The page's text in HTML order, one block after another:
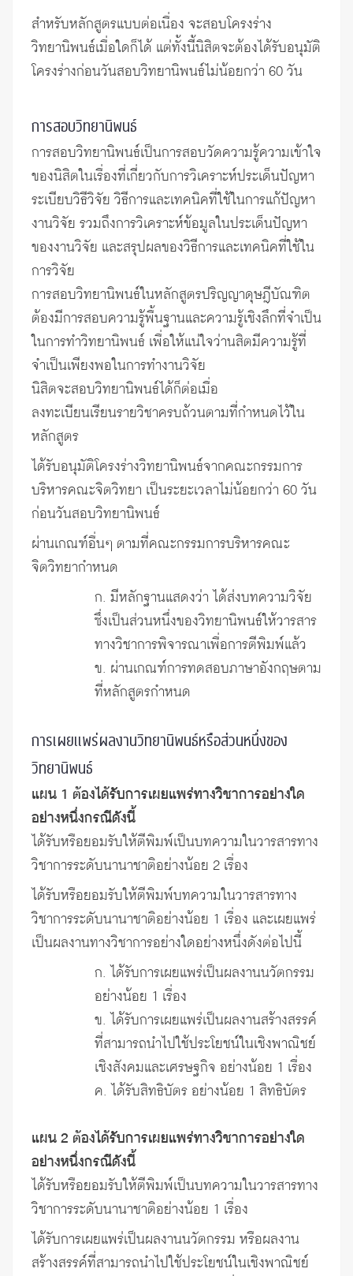
สำหรับหลักสูตรแบบต่อเนื่อง จะสอบโครงร่าง
วิทยานิพนธ์เมื่อใดก็ได้ แต่ทั้งนี้นิสิตจะต้องได้รับอนุมัติ
โครงร่างก่อนวันสอบวิทยานิพนธ์ไม่น้อยกว่า 60 วัน
การสอบวิทยานิพนธ์
การสอบวิทยานิพนธ์เป็นการสอบวัดความรู้ความเข้าใจ
ของนิสิตในเรื่องที่เกี่ยวกับการวิเคราะห์ประเด็นปัญหา
ระเบียบวิธีวิจัย วิธีการและเทคนิคที่ใช้ในการแก้ปัญหา
งานวิจัย รวมถึงการวิเคราะห์ข้อมูลในประเด็นปัญหา
ของงานวิจัย และสรุปผลของวิธีการและเทคนิคที่ใช้ใน
การวิจัย
การสอบวิทยานิพนธ์ในหลักสูตรปริญญาดุษฎีบัณฑิต
ต้องมีการสอบความรู้พื้นฐานและความรู้เชิงลึกที่จำเป็น
ในการทำวิทยานิพนธ์ เพื่อให้แน่ใจว่านสิตมีความรู้ที่
จำเป็นเพียงพอในการทำงานวิจัย
นิสิตจะสอบวิทยานิพนธ์ได้ก็ต่อเมื่อ
ลงทะเบียนเรียนรายวิชาครบถ้วนตามที่กำหนดไว้ใน
หลักสูตร
ได้รับอนุมัติโครงร่างวิทยานิพนธ์จากคณะกรรมการ
บริหารคณะจิตวิทยา เป็นระยะเวลาไม่น้อยกว่า 60 วัน
ก่อนวันสอบวิทยานิพนธ์
ผ่านเกณฑ์อื่นๆ ตามที่คณะกรรมการบริหารคณะ
จิตวิทยากำหนด
ก. มีหลักฐานแสดงว่า ได้ส่งบทความวิจัย
ซึ่งเป็นส่วนหนึ่งของวิทยานิพนธ์ให้วารสาร
ทางวิชาการพิจารณาเพื่อการตีพิมพ์แล้ว
ข. ผ่านเกณฑ์การทดสอบภาษาอังกฤษตาม
ที่หลักสูตรกำหนด
การเผยแพร่ผลงานวิทยานิพนธ์หรือส่วนหนึ่งของ
วิทยานิพนธ์
แผน 1 ต้องได้รับการเผยแพร่ทางวิชาการอย่างใด
อย่างหนึ่งกรณีดังนี้
ได้รับหรือยอมรับให้ตีพิมพ์เป็นบทความในวารสารทาง
วิชาการระดับนานาชาติอย่างน้อย 2 เรื่อง
ได้รับหรือยอมรับให้ตีพิมพ์บทความในวารสารทาง
วิชาการระดับนานาชาติอย่างน้อย 1 เรื่อง และเผยแพร่
เป็นผลงานทางวิชาการอย่างใดอย่างหนึ่งดังต่อไปนี้
ก. ได้รับการเผยแพร่เป็นผลงานนวัตกรรม
อย่างน้อย 1 เรื่อง
ข. ได้รับการเผยแพร่เป็นผลงานสร้างสรรค์
ที่สามารถนำไปใช้ประโยชน์ในเชิงพาณิชย์
เชิงสังคมและเศรษฐกิจ อย่างน้อย 1 เรื่อง
ค. ได้รับสิทธิบัตร อย่างน้อย 1 สิทธิบัตร
แผน 2 ต้องได้รับการเผยแพร่ทางวิชาการอย่างใด
อย่างหนึ่งกรณีดังนี้
ได้รับหรือยอมรับให้ตีพิมพ์เป็นบทความในวารสารทาง
วิชาการระดับนานาชาติอย่างน้อย 1 เรื่อง
ได้รับการเผยแพร่เป็นผลงานนวัตกรรม หรือผลงาน
สร้างสรรค์ที่สามารถนำไปใช้ประโยชน์ในเชิงพาณิชย์